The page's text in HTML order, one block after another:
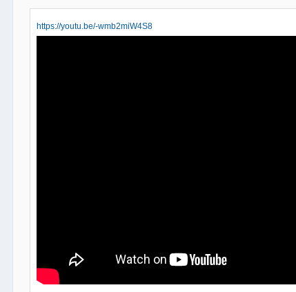
https://youtu.be/-wmb2miW4S8